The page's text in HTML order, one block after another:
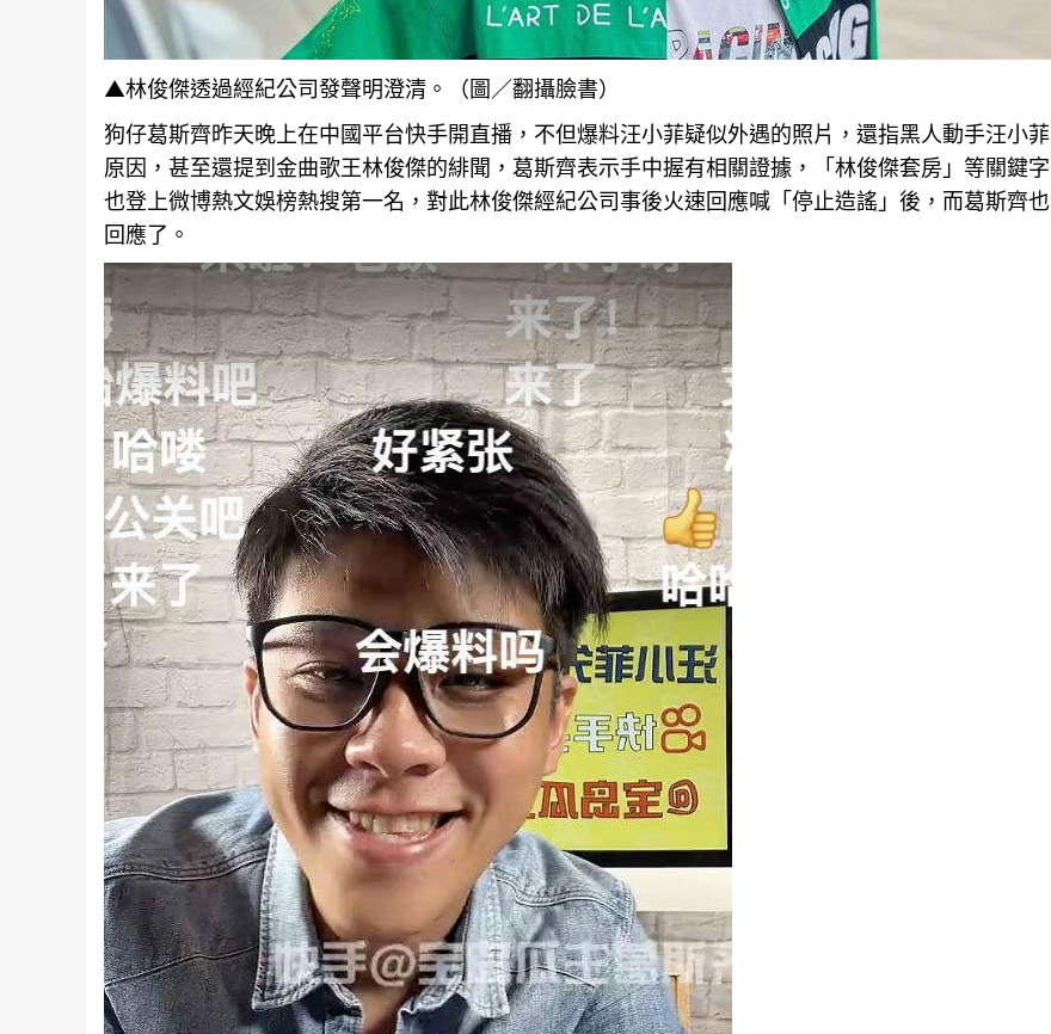
▲林俊傑透過經紀公司發聲明澄清。（圖／翻攝臉書）
狗仔葛斯齊昨天晚上在中國平台快手開直播，不但爆料汪小菲疑似外遇的照片，還指黑人動手汪小菲
原因，甚至還提到金曲歌王林俊傑的緋聞，葛斯齊表示手中握有相關證據，「林俊傑套房」等關鍵字
也登上微博熱文娛榜熱搜第一名，對此林俊傑經紀公司事後火速回應喊「停止造謠」後，而葛斯齊也
回應了。